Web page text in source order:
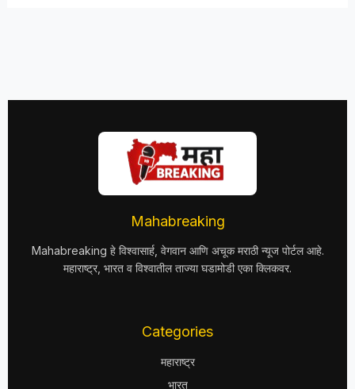
Mahabreaking
Mahabreaking हे विश्वासार्ह, वेगवान आणि अचूक मराठी न्यूज पोर्टल आहे.
महाराष्ट्र, भारत व विश्वातील ताज्या घडामोडी एका क्लिकवर.
Categories
महाराष्ट्र
भारत